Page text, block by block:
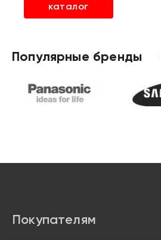
каталог
Популярные бренды
Покупателям